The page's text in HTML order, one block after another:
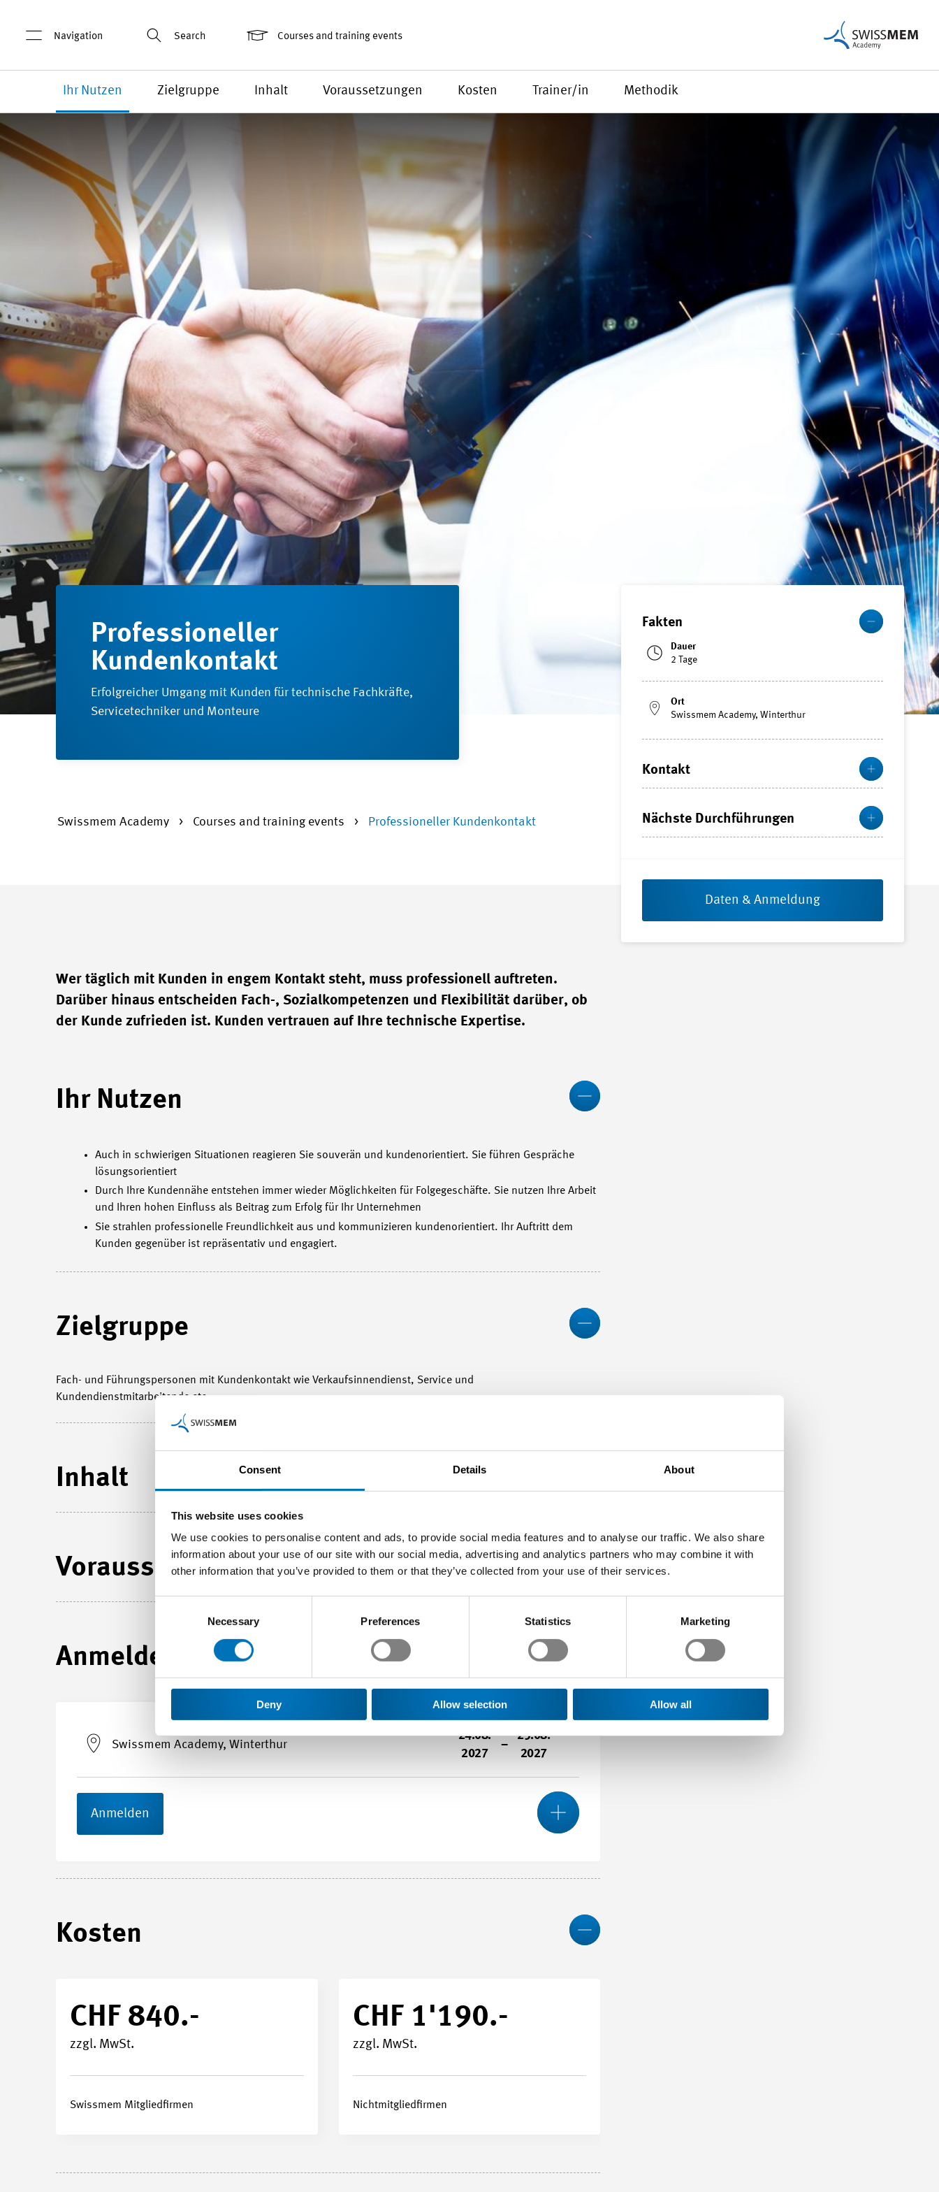
Consent Details About
This website uses cookies
We use cookies to personalise content and ads, to provide social media features and to analyse our traffic. We also share
information about your use of our site with our social media, advertising and analytics partners who may combine it with
other information that you’ve provided to them or that they’ve collected from your use of their services.
Consent
Necessary Preferences Statistics Marketing
Deny Allow selection Allow all
Navigation Search Courses and training events
Ihr Nutzen Zielgruppe Inhalt Voraussetzungen Kosten Trainer/in Methodik
Professioneller
Kundenkontakt
Erfolgreicher Umgang mit Kunden für technische Fachkräfte,
Servicetechniker und Monteure
Fakten
Mehr
Dauer
2 Tage
Ort
Swissmem Academy, Winterthur
Kontakt
Mehr
Nächste Durchführungen
Mehr
Daten & Anmeldung
Swissmem Academy Courses and training events Professioneller Kundenkontakt
Wer täglich mit Kunden in engem Kontakt steht, muss professionell auftreten.
Darüber hinaus entscheiden Fach-, Sozialkompetenzen und Flexibilität darüber, ob
der Kunde zufrieden ist. Kunden vertrauen auf Ihre technische Expertise.
Ihr Nutzen
Auch in schwierigen Situationen reagieren Sie souverän und kundenorientiert. Sie führen Gespräche
lösungsorientiert
Durch Ihre Kundennähe entstehen immer wieder Möglichkeiten für Folgegeschäfte. Sie nutzen Ihre Arbeit
und Ihren hohen Einfluss als Beitrag zum Erfolg für Ihr Unternehmen
Sie strahlen professionelle Freundlichkeit aus und kommunizieren kundenorientiert. Ihr Auftritt dem
Kunden gegenüber ist repräsentativ und engagiert.
Zielgruppe
Fach- und Führungspersonen mit Kundenkontakt wie Verkaufsinnendienst, Service und
Kundendienstmitarbeitende etc.
Inhalt
Voraussetzungen More
Anmelden
Swissmem Academy, Winterthur
24.08.
2027
–
25.08.
2027
Anmelden
Durchführungsort
Stundenplan
Kosten
CHF 840.-
zzgl. MwSt.
Swissmem Mitgliedfirmen
CHF 1'190.-
zzgl. MwSt.
Nichtmitgliedfirmen